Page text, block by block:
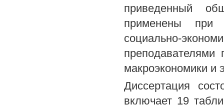
приведенный
применены при
социально-
преподавателями
макроэкономики и
Диссертация
включает 19